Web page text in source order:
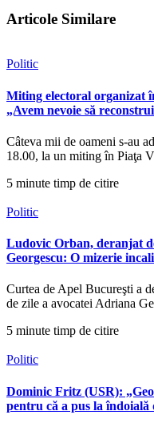
Articole Similare
Politic
Miting electoral organizat
„Avem nevoie să
Câteva mii de oameni s-au
18.00, la un miting în Piaţa
5 minute timp de citire
Politic
Ludovic Orban, deranjat
Georgescu: O mizerie
Curtea de Apel Bucureşti a
de zile a avocatei Adriana
5 minute timp de citire
Politic
Dominic Fritz (USR):
pentru că a pus la îndoială